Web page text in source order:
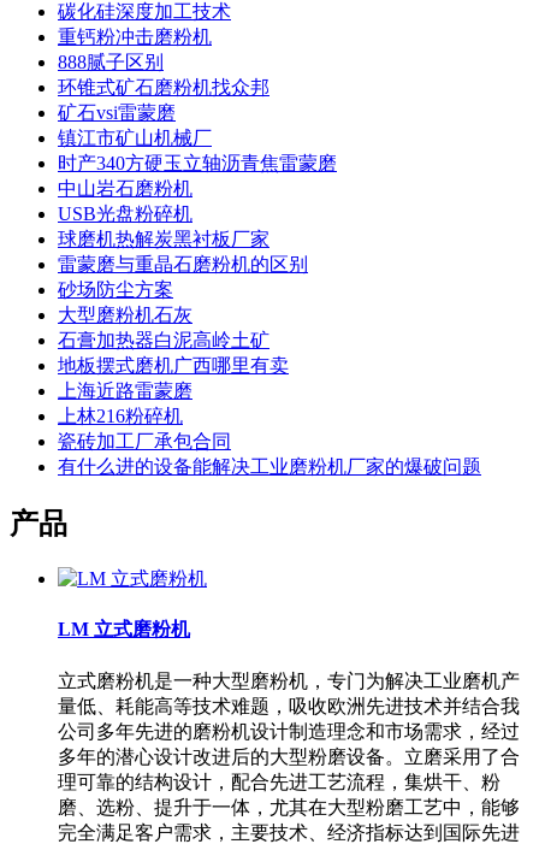
碳化硅深度加工技术
重钙粉冲击磨粉机
888腻子区别
环锥式矿石磨粉机找众邦
矿石vsi雷蒙磨
镇江市矿山机械厂
时产340方硬玉立轴沥青焦雷蒙磨
中山岩石磨粉机
USB光盘粉碎机
球磨机热解炭黑衬板厂家
雷蒙磨与重晶石磨粉机的区别
砂场防尘方案
大型磨粉机石灰
石膏加热器白泥高岭土矿
地板摆式磨机广西哪里有卖
上海近路雷蒙磨
上林216粉碎机
瓷砖加工厂承包合同
有什么进的设备能解决工业磨粉机厂家的爆破问题
产品
LM 立式磨粉机
立式磨粉机是一种大型磨粉机，专门为解决工业磨机产
量低、耗能高等技术难题，吸收欧洲先进技术并结合我
公司多年先进的磨粉机设计制造理念和市场需求，经过
多年的潜心设计改进后的大型粉磨设备。立磨采用了合
理可靠的结构设计，配合先进工艺流程，集烘干、粉
磨、选粉、提升于一体，尤其在大型粉磨工艺中，能够
完全满足客户需求，主要技术、经济指标达到国际先进